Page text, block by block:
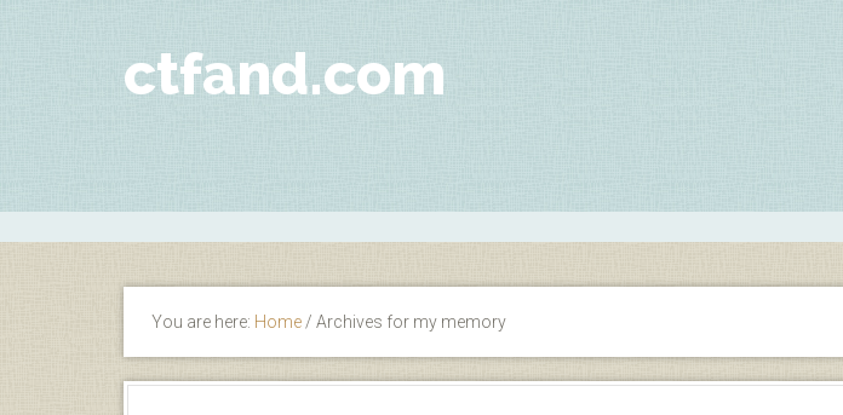
ctfand.com
You are here: Home / Archives for my memory